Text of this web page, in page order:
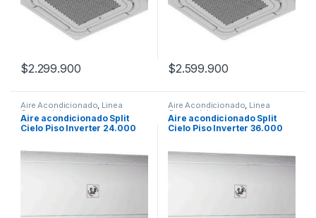
$2.299.900 $2.599.900
Aire Acondicionado, Linea
Comercial
Aire acondicionado Split
Cielo Piso Inverter 24.000
Aire Acondicionado, Linea
Comercial
Aire acondicionado Split
Cielo Piso Inverter 36.000